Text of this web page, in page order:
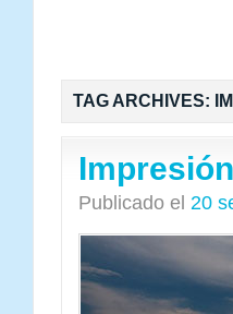
TAG ARCHIVES:
Publicado el 20